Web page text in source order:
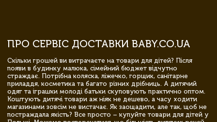
ПРО СЕРВІС ДОСТАВКИ BABY.CO.UA
Скільки грошей ви витрачаєте на товари для дітей? Після
появи в будинку малюка, сімейний бюджет відчутно
страждає. Потрібна коляска, ліжечко, горщик, санітарне
приладдя, косметика та багато різних дрібниць. А дитячий
одяг та іграшки молоді батьки скуповують практично оптом.
Коштують дитячі товари аж ніяк не дешево, а часу ходити
магазинами зовсім не вистачає. Як заощадити, але так, щоб не
постраждала якість? Все просто – купуйте товари для дітей у